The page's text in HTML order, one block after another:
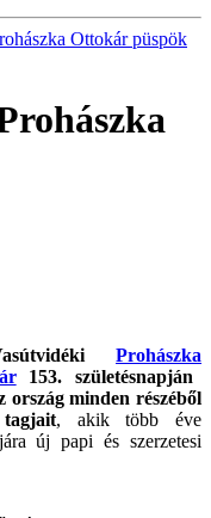
Ottokár püspök
Prohászka
153. születésnapján
ország minden részéből
, akik több éve
új papi és szerzetesi